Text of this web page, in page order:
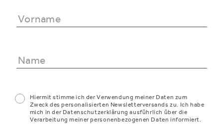
Hiermit stimme ich der Verwendung meiner Daten zum
Zweck des personalisierten Newsletterversands zu. Ich habe
mich in der Datenschutzerklärung ausführlich über die
Verarbeitung meiner personenbezogenen Daten informiert.